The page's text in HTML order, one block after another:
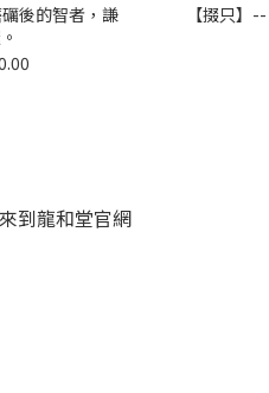
後的智者，謙
【掇只】